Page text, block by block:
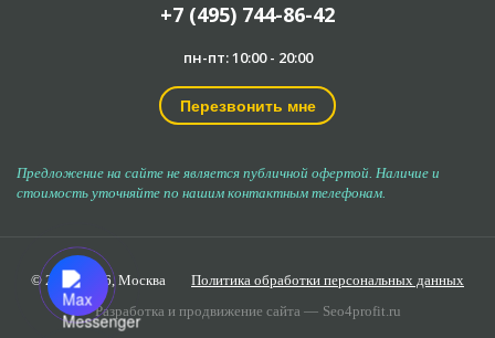
+7 (495) 744-86-42
пн-пт: 10:00 - 20:00
Перезвонить мне
Предложение на сайте не является публичной офертой. Наличие и
стоимость уточняйте по нашим контактным телефонам.
© 2006-2026,Москва
Политика обработки персональных данных
Разработка и продвижение сайта — Seo4profit.ru